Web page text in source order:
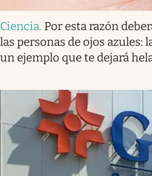
Ciencia. Por esta razón
las personas de ojos azules:
un ejemplo que te dejará